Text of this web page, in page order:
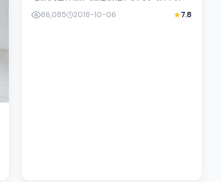
实细腻的笔触描写普通人处境，孔刘与河正
宇的对手戏张力十足，情节层...
86,085 2018-10-06 7.8